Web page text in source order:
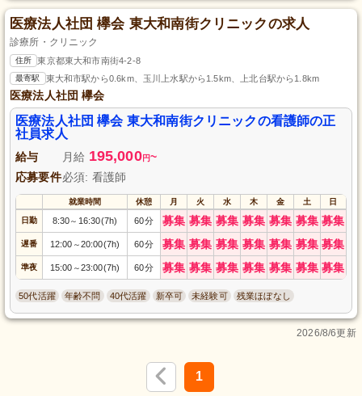
医療法人社団 欅会 東大和南街クリニックの求人
診療所・クリニック
住所 東京都東大和市南街4-2-8
最寄駅 東大和市駅から0.6km、玉川上水駅から1.5km、上北台駅から1.8km
医療法人社団 欅会
医療法人社団 欅会 東大和南街クリニックの看護師の正
社員求人
給与 月給 195,000円~
応募要件必須: 看護師
就業時間 休憩 月 火 水 木 金 土 日
日勤 8:30～ 16:30(7h) 60分 募集 募集 募集 募集 募集 募集 募集
遅番 12:00 ～20:00(7h) 60分 募集 募集 募集 募集 募集 募集 募集
準夜 15:00 ～23:00(7h) 60分 募集 募集 募集 募集 募集 募集 募集
50代活躍 年齢不問 40代活躍 新卒可 未経験可 残業ほぼなし
2026/8/6更新
1